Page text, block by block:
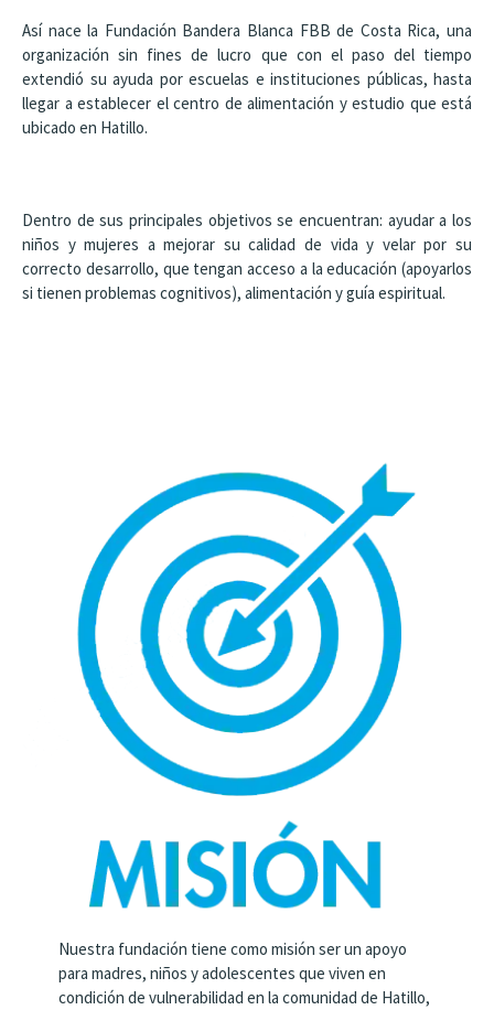
Así nace la Fundación Bandera Blanca FBB de Costa Rica, una
organización sin fines de lucro que con el paso del tiempo
extendió su ayuda por escuelas e instituciones públicas, hasta
llegar a establecer el centro de alimentación y estudio que está
ubicado en Hatillo.
Dentro de sus principales objetivos se encuentran: ayudar a los
niños y mujeres a mejorar su calidad de vida y velar por su
correcto desarrollo, que tengan acceso a la educación (apoyarlos
si tienen problemas cognitivos), alimentación y guía espiritual.
Nuestra fundación tiene como misión ser un apoyo
para madres, niños y adolescentes que viven en
condición de vulnerabilidad en la comunidad de Hatillo,